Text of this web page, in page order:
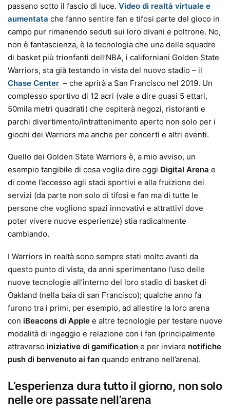
passano sotto il fascio di luce. Video di realtà virtuale e
aumentata che fanno sentire fan e tifosi parte del gioco in
campo pur rimanendo seduti sui loro divani e poltrone. No,
non è fantascienza, è la tecnologia che una delle squadre
di basket più trionfanti dell’NBA, i californiani Golden State
Warriors, sta già testando in vista del nuovo stadio – il
Chase Center – che aprirà a San Francisco nel 2019. Un
complesso sportivo di 12 acri (vale a dire quasi 5 ettari,
50mila metri quadrati) che ospiterà negozi, ristoranti e
parchi divertimento/intrattenimento aperto non solo per i
giochi dei Warriors ma anche per concerti e altri eventi.
Quello dei Golden State Warriors è, a mio avviso, un
esempio tangibile di cosa voglia dire oggi Digital Arena e
di come l’accesso agli stadi sportivi e alla fruizione dei
servizi (da parte non solo di tifosi e fan ma di tutte le
persone che vogliono spazi innovativi e attrattivi dove
poter vivere nuove esperienze) stia radicalmente
cambiando.
I Warriors in realtà sono sempre stati molto avanti da
questo punto di vista, da anni sperimentano l’uso delle
nuove tecnologie all’interno del loro stadio di basket di
Oakland (nella baia di san Francisco); qualche anno fa
furono tra i primi, per esempio, ad allestire la loro arena
con iBeacons di Apple e altre tecnologie per testare nuove
modalità di ingaggio e relazione con i fan (principalmente
attraverso iniziative di gamification e per inviare notifiche
push di benvenuto ai fan quando entrano nell’arena).
L’esperienza dura tutto il giorno, non solo
nelle ore passate nell’arena